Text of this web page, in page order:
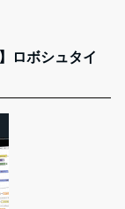
ロボシュタイ